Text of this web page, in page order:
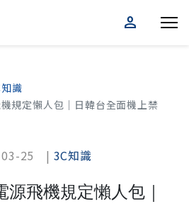
person
識
規定懶人包｜日韓台全面機上禁
03-25 | 3C知識
飛機規定懶人包｜